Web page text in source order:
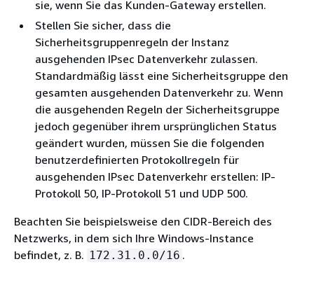
sie, wenn Sie das Kunden-Gateway erstellen.
Stellen Sie sicher, dass die
Sicherheitsgruppenregeln der Instanz
ausgehenden IPsec Datenverkehr zulassen.
Standardmäßig lässt eine Sicherheitsgruppe den
gesamten ausgehenden Datenverkehr zu. Wenn
die ausgehenden Regeln der Sicherheitsgruppe
jedoch gegenüber ihrem ursprünglichen Status
geändert wurden, müssen Sie die folgenden
benutzerdefinierten Protokollregeln für
ausgehenden IPsec Datenverkehr erstellen: IP-
Protokoll 50, IP-Protokoll 51 und UDP 500.
Beachten Sie beispielsweise den CIDR-Bereich des
Netzwerks, in dem sich Ihre Windows-Instance
befindet, z. B. 172.31.0.0/16 .